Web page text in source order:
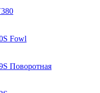
Fowl
Поворотная